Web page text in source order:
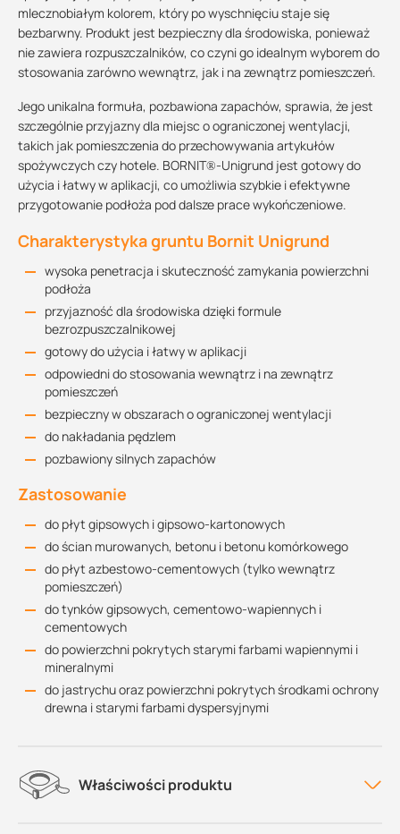
mlecznobiałym kolorem, który po wyschnięciu staje się
bezbarwny. Produkt jest bezpieczny dla środowiska, ponieważ
nie zawiera rozpuszczalników, co czyni go idealnym wyborem do
stosowania zarówno wewnątrz, jak i na zewnątrz pomieszczeń.
Jego unikalna formuła, pozbawiona zapachów, sprawia, że jest
szczególnie przyjazny dla miejsc o ograniczonej wentylacji,
takich jak pomieszczenia do przechowywania artykułów
spożywczych czy hotele. BORNIT®-Unigrund jest gotowy do
użycia i łatwy w aplikacji, co umożliwia szybkie i efektywne
przygotowanie podłoża pod dalsze prace wykończeniowe.
Charakterystyka gruntu Bornit Unigrund
wysoka penetracja i skuteczność zamykania powierzchni
podłoża
przyjazność dla środowiska dzięki formule
bezrozpuszczalnikowej
gotowy do użycia i łatwy w aplikacji
odpowiedni do stosowania wewnątrz i na zewnątrz
pomieszczeń
bezpieczny w obszarach o ograniczonej wentylacji
do nakładania pędzlem
pozbawiony silnych zapachów
Zastosowanie
do płyt gipsowych i gipsowo-kartonowych
do ścian murowanych, betonu i betonu komórkowego
do płyt azbestowo-cementowych (tylko wewnątrz
pomieszczeń)
do tynków gipsowych, cementowo-wapiennych i
cementowych
do powierzchni pokrytych starymi farbami wapiennymi i
mineralnymi
do jastrychu oraz powierzchni pokrytych środkami ochrony
drewna i starymi farbami dyspersyjnymi
Właściwości produktu